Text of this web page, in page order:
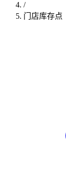
/
门店库存点